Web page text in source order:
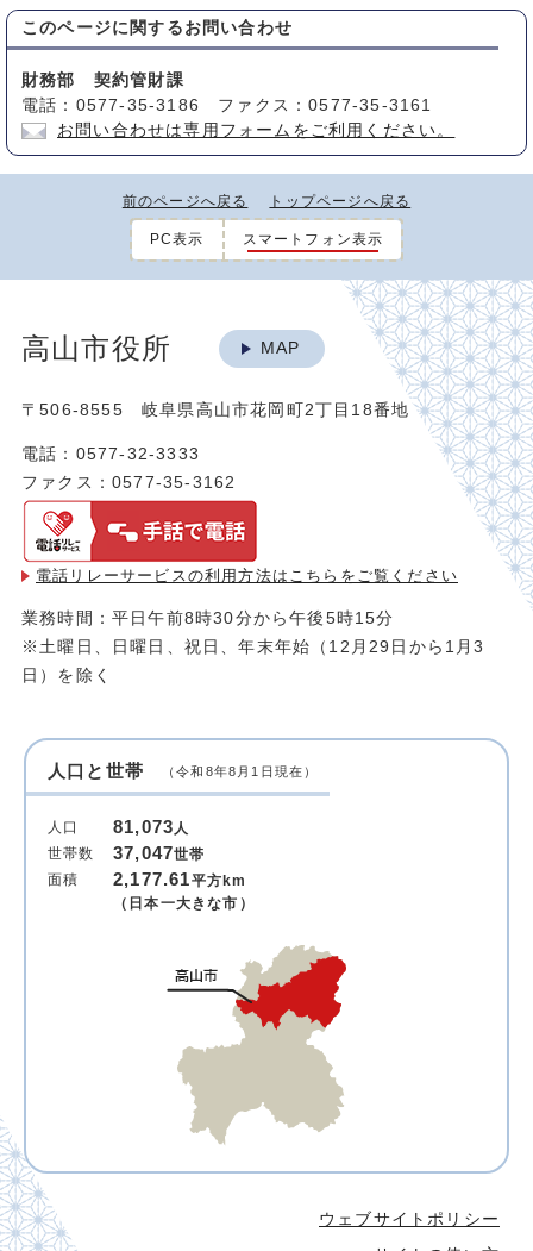
このページに関する お問い合わせ
財務部 契約管財課
電話：0577-35-3186 ファクス：0577-35-3161
お問い合わせは専用フォームをご利用ください。
前のページへ戻る トップページへ戻る
PC表示 スマートフォン表示
高山市役所 MAP
〒506-8555 岐阜県高山市花岡町2丁目18番地
電話：0577-32-3333
ファクス：0577-35-3162
電話リレーサービスの利用方法は こちらをご覧ください
業務時間：平日午前8時30分から午後5時15分
※土曜日、日曜日、祝日、年末年始（12月29日から1月3
日）を除く
人口と世帯 （令和8年8月1日現在）
人口 81,073人
世帯数
37,047世帯
面積
2,177.61平方km
（日本一大きな市）
ウェブサイトポリシー